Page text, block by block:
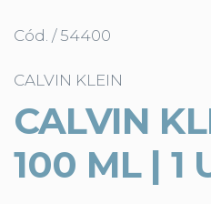
Cód. / 54400
CALVIN KLEIN
CALVIN
100 ML | 1